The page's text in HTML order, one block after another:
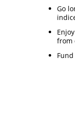
Go
from